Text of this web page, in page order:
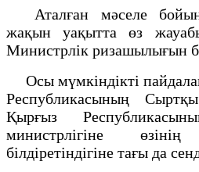
Аталған мәселе
жақын уақытта өз
Министрлік ризашылығын
Осы мүмкіндікті
Республикасының
Қырғыз
министрлігіне
білдіретіндігіне тағы да